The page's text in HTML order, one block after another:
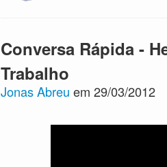
Conversa Rápida -
Trabalho
Jonas Abreu em 29/03/2012